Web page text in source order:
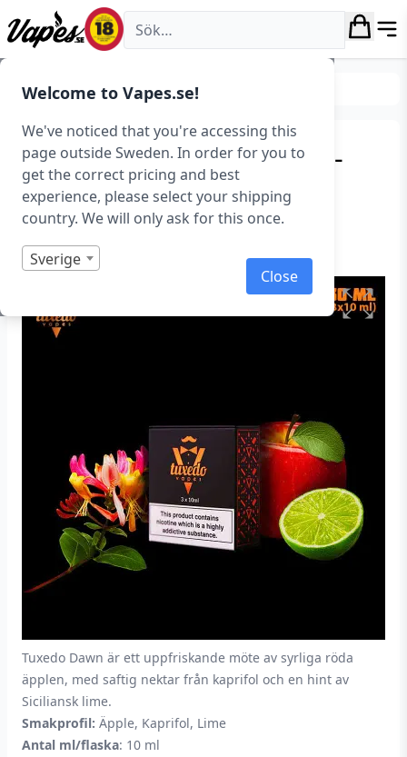
Welcome to Vapes.se!
We've noticed that you're accessing this
page outside Sweden. In order for you to
get the correct pricing and best
experience, please select your shipping
country. We will only ask for this once.
Sverige
Close
Vapes.se
E-juice E-juice varumärken
Tuxedo – Dawn (10 ml, 3-
pack) – Utgående
Art.nr: 38031
Slut i lager
Tuxedo Dawn är ett uppfriskande möte av syrliga röda
äpplen, med saftig nektar från kaprifol och en hint av
Siciliansk lime.
Smakprofil: Äpple, Kaprifol, Lime
Antal ml/flaska: 10 ml